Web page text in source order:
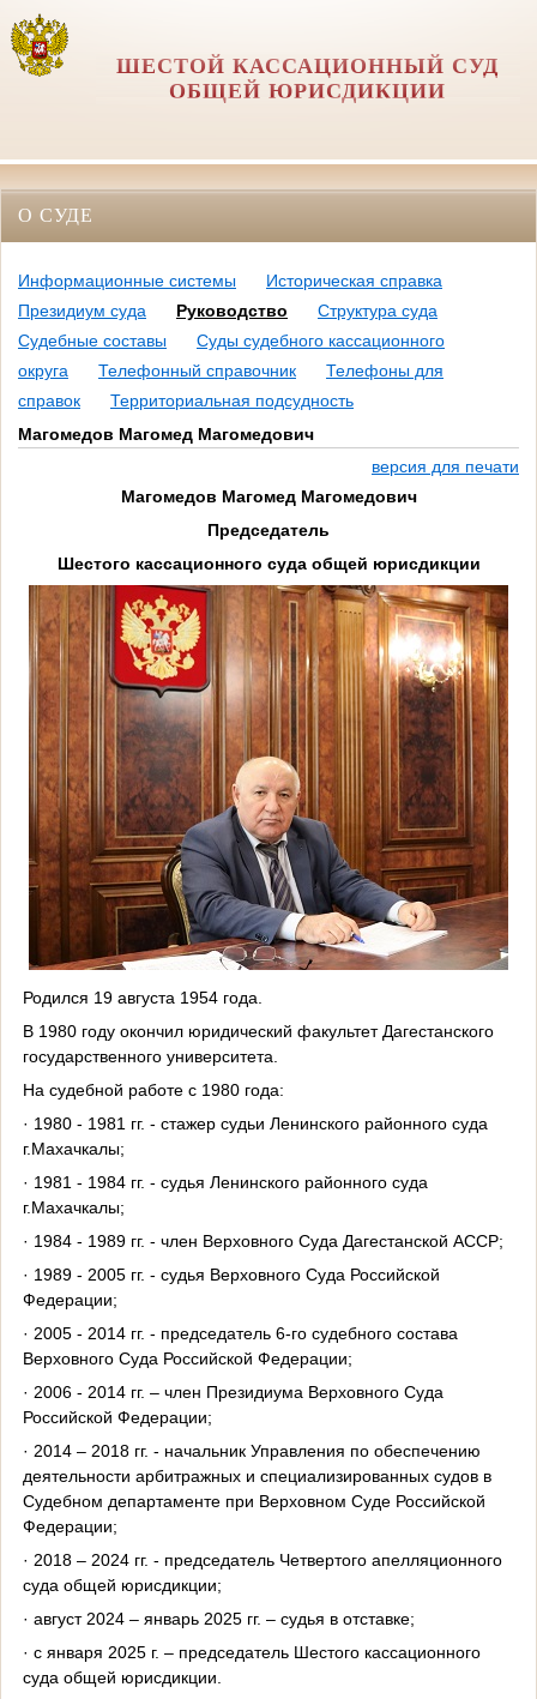
ШЕСТОЙ КАССАЦИОННЫЙ СУД
ОБЩЕЙ ЮРИСДИКЦИИ
О СУДЕ
Информационные системы
Историческая справка
Президиум суда
Руководство
Структура суда
Судебные составы
Суды судебного кассационного
округа
Телефонный справочник
Телефоны для
справок
Территориальная подсудность
Магомедов Магомед Магомедович
версия для печати
Магомедов Магомед Магомедович
Председатель
Шестого кассационного суда общей юрисдикции
Родился 19 августа 1954 года.
В 1980 году окончил юридический факультет Дагестанского
государственного университета.
На судебной работе с 1980 года:
· 1980 - 1981 гг. - стажер судьи Ленинского районного суда
г.Махачкалы;
· 1981 - 1984 гг. - судья Ленинского районного суда
г.Махачкалы;
· 1984 - 1989 гг. - член Верховного Суда Дагестанской АССР;
· 1989 - 2005 гг. - судья Верховного Суда Российской
Федерации;
· 2005 - 2014 гг. - председатель 6-го судебного состава
Верховного Суда Российской Федерации;
· 2006 - 2014 гг. – член Президиума Верховного Суда
Российской Федерации;
· 2014 – 2018 гг. - начальник Управления по обеспечению
деятельности арбитражных и специализированных судов в
Судебном департаменте при Верховном Суде Российской
Федерации;
· 2018 – 2024 гг. - председатель Четвертого апелляционного
суда общей юрисдикции;
· август 2024 – январь 2025 гг. – судья в отставке;
· с января 2025 г. – председатель Шестого кассационного
суда общей юрисдикции.